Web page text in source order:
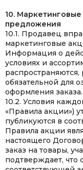
10.
предложения
10.1. Продавец
маркетинговые
Информация о
условиях и
распространяются,
обязательной для
оформления заказа.
10.2. Условия
«Правила акции»)
публикуются в
Правила акции
настоящего
заказ на товары,
подтверждает, что